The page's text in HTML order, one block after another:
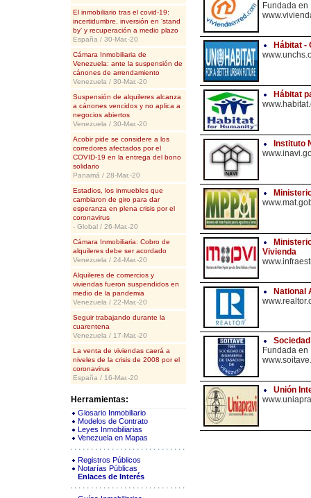
El inmobiliario tras el covid-19:
incertidumbre, inversión en ‘stand
by’ y recuperación a medio plazo
España / 30-Mar.-20
Cámara Inmobiliaria de
Venezuela: ante la suspensión de
cánones de arrendamiento
Venezuela / 30-Mar.-20
Suspensión de alquileres alcanza
a cánones vencidos y no aplica a
negocios abiertos
Venezuela / 30-Mar.-20
Acobir pide se considere a los
corredores afectados por el
COVID-19 en la entrega del bono
solidario
Panamá / 28-Mar.-20
Estadios, los inmuebles que
cambiaron de giro para dar
esperanza en plena crisis por el
coronavirus
- Global / 26-Mar.-20
Cámara Inmobiliaria: Cobro de
alquileres debe ser acordado
Venezuela / 24-Mar.-20
Alquileres de comercios y
viviendas fueron suspendidos en
medio de la pandemia
Venezuela / 22-Mar.-20
Seguir trabajando durante la
cuarentena
Venezuela / 17-Mar.-20
La venta de viviendas caerá a
niveles de la crisis de 2008 por el
coronavirus
España / 16-Mar.-20
Herramientas:
Glosario Inmobiliario
Modelos de Contrato
Leyes Inmobiliarias
Venezuela en Mapas
Registros Públicos
Notarías Públicas
Enlaces de Interés
Fundada en
Hábitat -
Hábitat
Instituto
Vivienda
National
Fundada en
Unión